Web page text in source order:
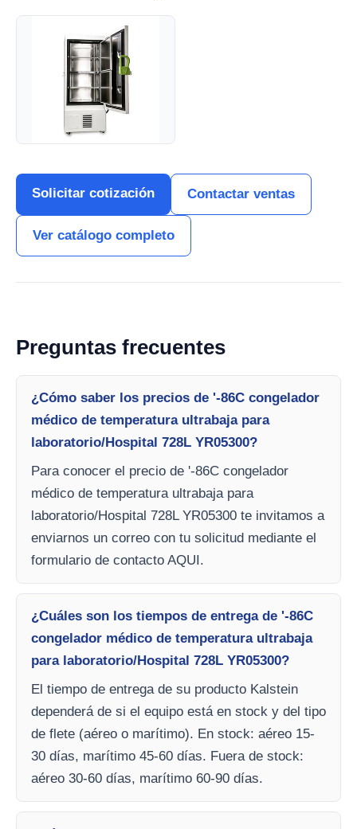
Solicitar cotización Contactar ventas
Ver catálogo completo
Preguntas frecuentes
¿Cómo saber los precios de '-86C congelador
médico de temperatura ultrabaja para
laboratorio/Hospital 728L YR05300?
Para conocer el precio de '-86C congelador
médico de temperatura ultrabaja para
laboratorio/Hospital 728L YR05300 te invitamos a
enviarnos un correo con tu solicitud mediante el
formulario de contacto AQUI.
¿Cuáles son los tiempos de entrega de '-86C
congelador médico de temperatura ultrabaja
para laboratorio/Hospital 728L YR05300?
El tiempo de entrega de su producto Kalstein
dependerá de si el equipo está en stock y del tipo
de flete (aéreo o marítimo). En stock: aéreo 15-
30 días, marítimo 45-60 días. Fuera de stock:
aéreo 30-60 días, marítimo 60-90 días.